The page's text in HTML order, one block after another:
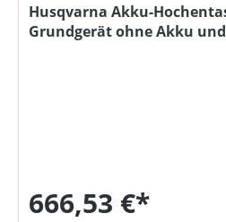
Husqvarna Akku-
Grundgerät ohne Akku
666,53 €*